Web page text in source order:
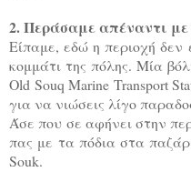
2. Περάσαμε απέναντι
Είπαμε, εδώ η περιοχή
κομμάτι της πόλης. Μία
Old Souq Marine Transport
για να νιώσεις λίγο
Άσε που σε αφήνει στην
πας με τα πόδια στα
Souk.